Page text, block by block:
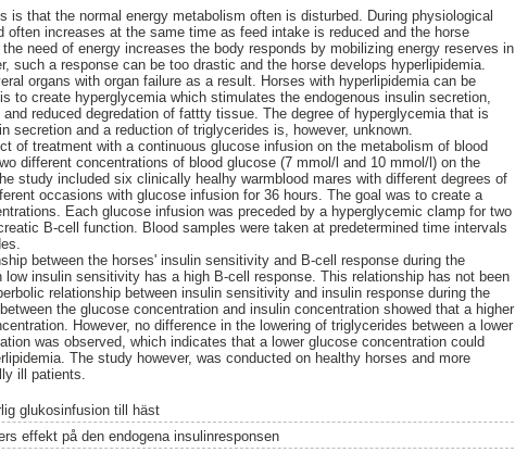
is that the normal energy metabolism often is disturbed. During physiological
increases at the same time as feed intake is reduced and the horse
need of energy increases the body responds by mobilizing energy reserves in
a response can be too drastic and the horse develops hyperlipidemia.
organs with organ failure as a result. Horses with hyperlipidemia can be
to create hyperglycemia which stimulates the endogenous insulin secretion,
reduced degredation of fattty tissue. The degree of hyperglycemia that is
secretion and a reduction of triglycerides is, however, unknown.
of treatment with a continuous glucose infusion on the metabolism of blood
different concentrations of blood glucose (7 mmol/l and 10 mmol/l) on the
study included six clinically healhy warmblood mares with different degrees of
occasions with glucose infusion for 36 hours. The goal was to create a
Each glucose infusion was preceded by a hyperglycemic clamp for two
B-cell function. Blood samples were taken at predetermined time intervals
between the horses' insulin sensitivity and B-cell response during the
insulin sensitivity has a high B-cell response. This relationship has not been
relationship between insulin sensitivity and insulin response during the
the glucose concentration and insulin concentration showed that a higher
However, no difference in the lowering of triglycerides between a lower
was observed, which indicates that a lower glucose concentration could
The study however, was conducted on healthy horses and more
ill patients.
glukosinfusion till häst
effekt på den endogena insulinresponsen